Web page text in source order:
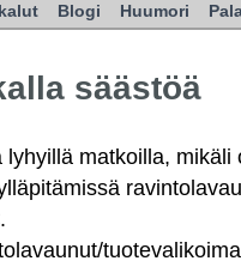
Blogi Huumori
säästöä
matkoilla, mikäli